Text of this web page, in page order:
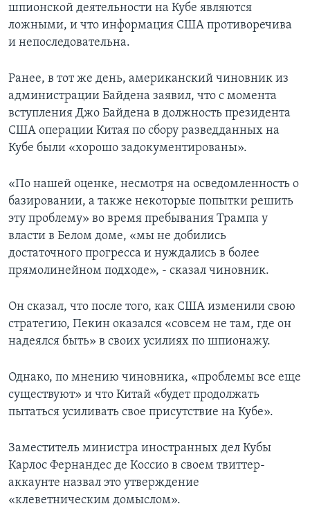
шпионской деятельности на Кубе являются
ложными, и что информация США противоречива
и непоследовательна.
Ранее, в тот же день, американский чиновник из
администрации Байдена заявил, что с момента
вступления Джо Байдена в должность президента
США операции Китая по сбору разведданных на
Кубе были «хорошо задокументированы».
«По нашей оценке, несмотря на осведомленность о
базировании, а также некоторые попытки решить
эту проблему» во время пребывания Трампа у
власти в Белом доме, «мы не добились
достаточного прогресса и нуждались в более
прямолинейном подходе», - сказал чиновник.
Он сказал, что после того, как США изменили свою
стратегию, Пекин оказался «совсем не там, где он
надеялся быть» в своих усилиях по шпионажу.
Однако, по мнению чиновника, «проблемы все еще
существуют» и что Китай «будет продолжать
пытаться усиливать свое присутствие на Кубе».
Заместитель министра иностранных дел Кубы
Карлос Фернандес де Коссио в своем твиттер-
аккаунте назвал это утверждение
«клеветническим домыслом».